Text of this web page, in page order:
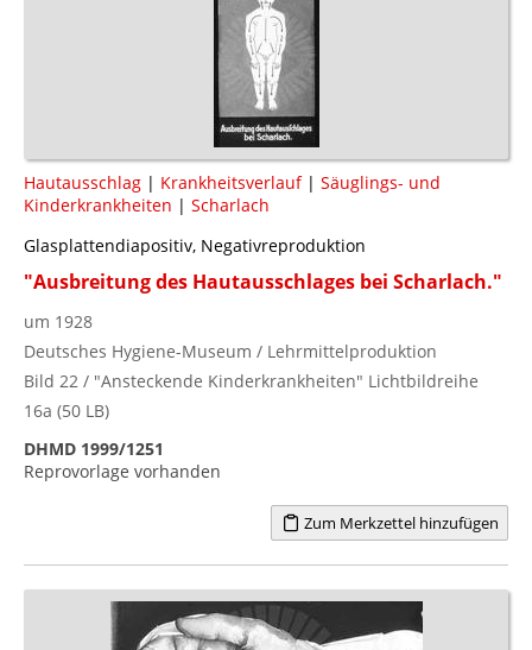
Hautausschlag | Krankheitsverlauf| Säuglings- und
Kinderkrankheiten | Scharlach
Glasplattendiapositiv, Negativreproduktion
"Ausbreitung des Hautausschlages bei Scharlach."
um 1928
Deutsches Hygiene-Museum / Lehrmittelproduktion
Bild 22 / "Ansteckende Kinderkrankheiten" Lichtbildreihe
16a (50 LB)
DHMD 1999/1251
Reprovorlage vorhanden
Zum Merkzettel hinzufügen